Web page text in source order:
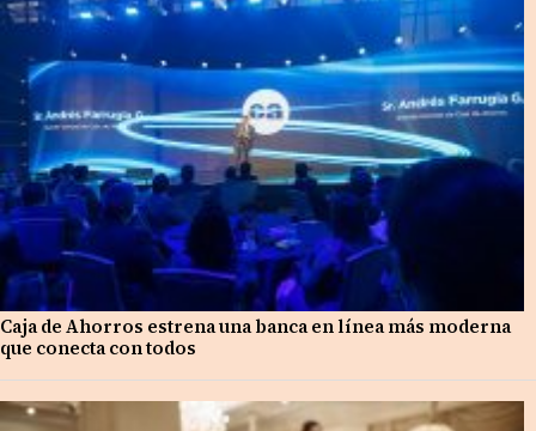
Caja de Ahorros estrena una banca en línea más moderna
que conecta con todos